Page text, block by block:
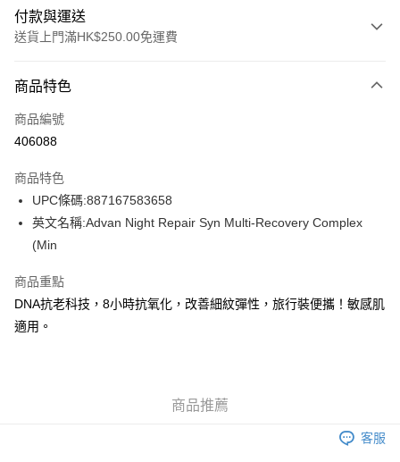
付款與運送
送貨上門滿HK$250.00免運費
信用卡
Apple Pay
WeChat Pay
送貨方式
付款後門市自取，訂單確認後2-4個工作天到店，7天內取。逾期後
商品特色
商品編號
406088
商品特色
UPC條碼:887167583658
英文名稱:Advan Night Repair Syn Multi-Recovery Complex
(Min
商品重點
DNA抗老科技，8小時抗氧化，改善細紋彈性，旅行裝便攜！敏感肌
適用。
商品推薦
客服